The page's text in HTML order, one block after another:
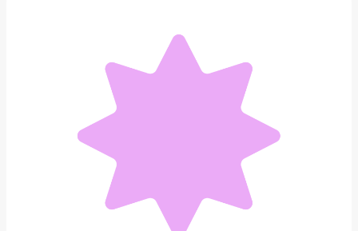
Базовый рюкзак Яндекс, версия 3.0